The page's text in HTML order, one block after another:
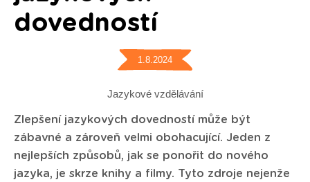
dovedností
1.8.2024
Jazykové vzdělávání
Zlepšení jazykových dovedností může být
zábavné a zároveň velmi obohacující. Jeden z
nejlepších způsobů, jak se ponořit do nového
jazyka, je skrze knihy a filmy. Tyto zdroje nejenže